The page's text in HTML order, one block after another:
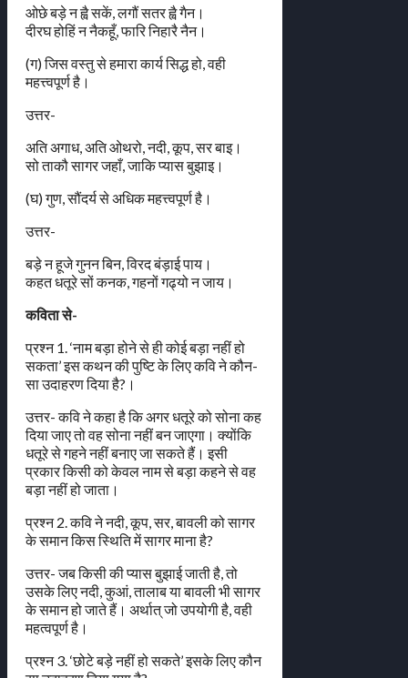
ओछे बड़े न ह्वै सकें, लगौं सतर ह्वै गैन।
दीरघ होहिं न नैकहूँ, फारि निहारै नैन।
(ग) जिस वस्तु से हमारा कार्य सिद्ध हो, वही
महत्त्वपूर्ण है।
उत्तर-
अति अगाध, अति ओथरो, नदी, कूप, सर बाइ।
सो ताकौ सागर जहाँ, जाकि प्यास बुझाइ।
(घ) गुण, सौंदर्य से अधिक महत्त्वपूर्ण है।
उत्तर-
बड़े न हूजे गुनन बिन, विरद बंड़ाई पाय।
कहत धतूरे सों कनक, गहनों गढ्यो न जाय।
कविता से-
प्रश्न 1. ‘नाम बड़ा होने से ही कोई बड़ा नहीं हो
सकता’ इस कथन की पुष्टि के लिए कवि ने कौन-
सा उदाहरण दिया है?।
उत्तर- कवि ने कहा है कि अगर धतूरे को सोना कह
दिया जाए तो वह सोना नहीं बन जाएगा। क्योंकि
धतूरे से गहने नहीं बनाए जा सकते हैं। इसी
प्रकार किसी को केवल नाम से बड़ा कहने से वह
बड़ा नहीं हो जाता।
प्रश्न 2. कवि ने नदी, कूप, सर, बावली को सागर
के समान किस स्थिति में सागर माना है?
उत्तर- जब किसी की प्यास बुझाई जाती है, तो
उसके लिए नदी, कुआं, तालाब या बावली भी सागर
के समान हो जाते हैं। अर्थात् जो उपयोगी है, वही
महत्वपूर्ण है।
प्रश्न 3. ‘छोटे बड़े नहीं हो सकते’ इसके लिए कौन